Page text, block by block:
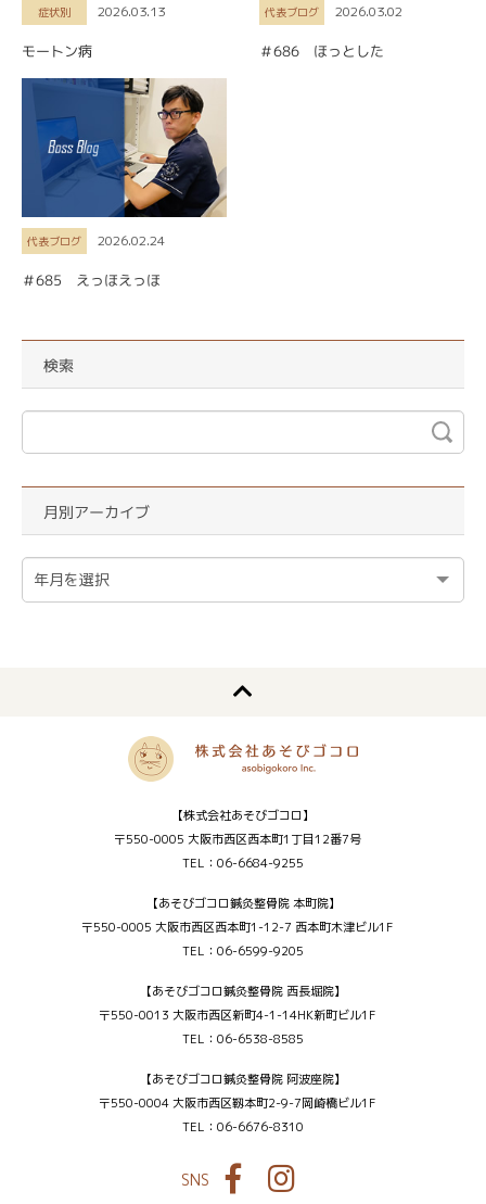
症状別 2026.03.13
モートン病
代表ブログ 2026.03.02
＃686 ほっとした
代表ブログ 2026.02.24
＃685 えっほえっほ
検索
月別アーカイブ
【株式会社あそびゴコロ】
〒550-0005 大阪市西区西本町1丁目12番7号
TEL：06-6684-9255
【あそびゴコロ鍼灸整骨院 本町院】
〒550-0005 大阪市西区西本町1-12-7 西本町木津ビル1F
TEL：06-6599-9205
【あそびゴコロ鍼灸整骨院 西長堀院】
〒550-0013 大阪市西区新町4-1-14HK新町ビル1F
TEL：06-6538-8585
【あそびゴコロ鍼灸整骨院 阿波座院】
〒550-0004 大阪市西区靱本町2-9-7岡崎橋ビル1F
TEL：06-6676-8310
SNS Facebook